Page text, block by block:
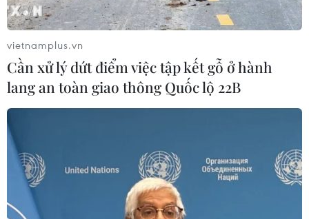
vietnamplus.vn
Cần xử lý dứt điểm việc tập kết gỗ ở hành
lang an toàn giao thông Quốc lộ 22B